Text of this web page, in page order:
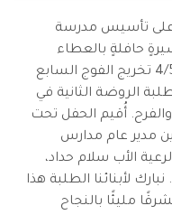
الرعية ومرور 88 عامًا على تأسيس مدرسة
حافلةٍ بالعطاء
والتميّز، تمّ يوم الاثنين الموافق 4/5/2026 تخريج الفوج السابع
الروضة الثانية في
أُقيم الحفل تحت
مدير عام مدارس
الأب سلام حداد،
لأبنائنا الطلبة هذا
مليئًا بالنجاح